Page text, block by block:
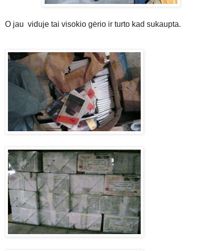
O jau viduje tai visokio gėrio ir turto kad sukaupta.